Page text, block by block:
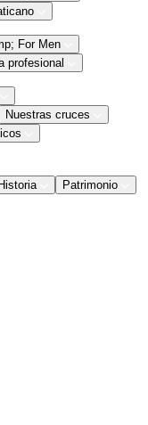
For Men
profesional
Nuestras cruces
Historia
Patrimonio